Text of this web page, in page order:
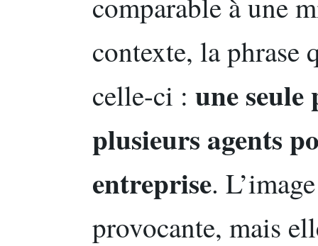
contexte, la phrase
celle-ci : une seule
plusieurs agents
entreprise.
provocante, mais